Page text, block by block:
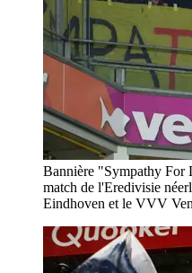
Bannière "Sympathy For
match de l'Eredivisie
Eindhoven et le VVV